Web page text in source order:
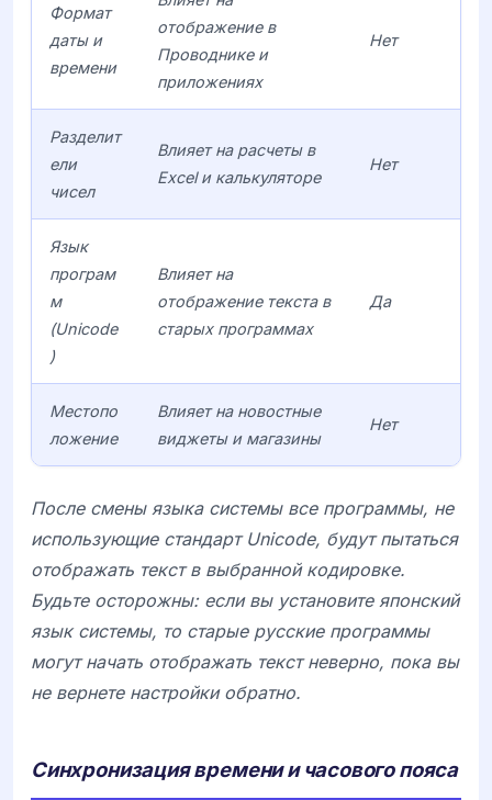
Формат
даты и
времени
отображение в
Проводнике и
приложениях
Нет
Разделит
ели
чисел
Влияет на расчеты в
Excel и калькуляторе
Нет
Язык
програм
м
(Unicode
)
Влияет на
отображение текста в
старых программах
Да
Местопо
ложение
Влияет на новостные
виджеты и магазины
Нет
После смены языка системы все программы, не
использующие стандарт Unicode, будут пытаться
отображать текст в выбранной кодировке.
Будьте осторожны: если вы установите японский
язык системы, то старые русские программы
могут начать отображать текст неверно, пока вы
не вернете настройки обратно.
Синхронизация времени и часового пояса